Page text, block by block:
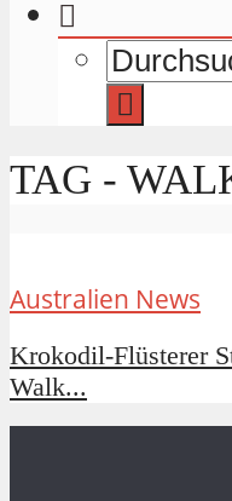
TAG -
Australien News
Krokodil-Flüsterer
Walk...